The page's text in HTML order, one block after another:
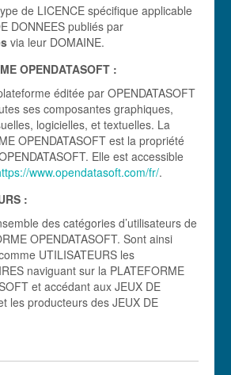
de LICENCE spécifique applicable
DONNEES publiés par
via leur DOMAINE.
OPENDATASOFT :
éditée par OPENDATASOFT
ses composantes graphiques,
logicielles, et textuelles. La
OPENDATASOFT est la propriété
Elle est accessible
www.opendatasoft.com/fr/.
:
des catégories d’utilisateurs de
OPENDATASOFT. Sont ainsi
UTILISATEURS les
naviguant sur la PLATEFORME
et accédant aux JEUX DE
les producteurs des JEUX DE